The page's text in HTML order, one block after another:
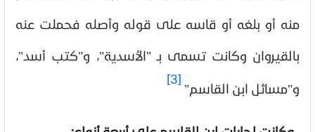
منه أو بلغه أو قاسه على قوله وأصله فحملت عنه
بالقيروان وكانت تسمى بـ "الأسدية"، و"كتب أسد"،
و"مسائل ابن القاسم"